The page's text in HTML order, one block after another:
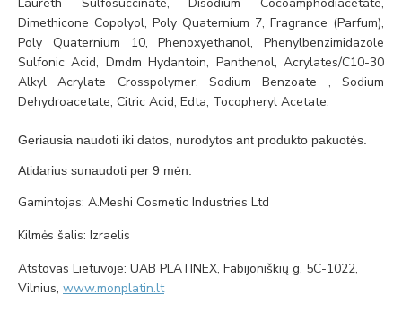
Dimethicone Copolyol, Poly Quaternium 7, Fragrance (Parfum),
Poly Quaternium 10, Phenoxyethanol, Phenylbenzimidazole
Sulfonic Acid, Dmdm Hydantoin, Panthenol, Acrylates/C10-30
Alkyl Acrylate Crosspolymer, Sodium Benzoate , Sodium
Dehydroacetate, Citric Acid, Edta, Tocopheryl Acetate.
Geriausia naudoti iki datos, nurodytos ant produkto pakuotės.
Atidarius sunaudoti per 9 mėn.
Gamintojas: A.Meshi Cosmetic Industries Ltd
Kilmės šalis: Izraelis
Atstovas Lietuvoje: UAB PLATINEX, Fabijoniškių g. 5C-1022,
Vilnius, www.monplatin.lt